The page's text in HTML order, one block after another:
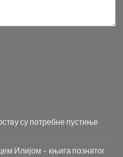
су потребне пустиње
Илијом – књига познатог